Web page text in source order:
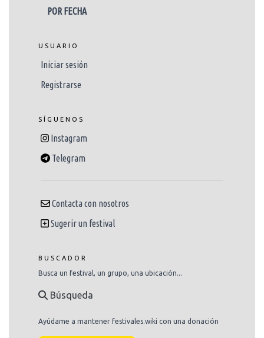
POR FECHA
USUARIO
Iniciar sesión
Registrarse
SÍGUENOS
Instagram
Telegram
Contacta con nosotros
Sugerir un festival
BUSCADOR
Busca un festival, un grupo, una ubicación...
Búsqueda
Ayúdame a mantener festivales.wiki con una donación